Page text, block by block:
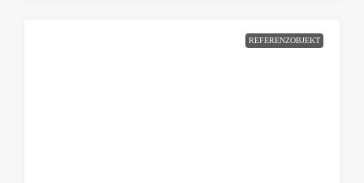
REFERENZOBJEKT